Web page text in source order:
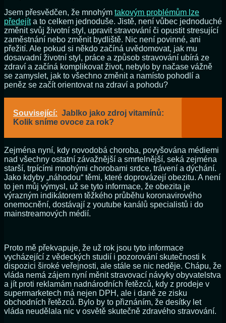
Jsem přesvědčen, že mnohým takovým problémům lze
předejíta to celkem jednoduše. Jistě, není vůbec jednoduché
změnit svůj životní styl, upravit stravování či opustit stresující
zaměstnání nebo změnit bydliště. Nic není povinné, ani
přežití. Ale pokud si někdo začíná uvědomovat, jak mu
dosavadní životní styl, práce a způsob stravování ubírá ze
zdraví a začíná komplikovat život, nebylo by načase vážně
se zamyslet, jak to všechno změnit a namísto pohodlí a
peněz se začít orientovat na zdraví a pohodu?
Související: Jablko jako zdroj vitamínů:
Kolik sníme ovoce za rok?
Zejména nyní, kdy novodobá choroba, povyšována médiemi
nad všechny ostatní závažnější a smrtelnější, seká zejména
starší, trpícími mnohými chorobami srdce, trávení a dýchání.
Jako kdyby „náhodou“ těmi, které doprovázejí obezitu. A není
to jen můj výmysl, už se tyto informace, že obezita je
výrazným indikátorem těžkého průběhu koronavirového
onemocnění, dostávají z youtube kanálů specialistů i do
mainstreamových médií.
Proto mě překvapuje, že už rok jsou tyto informace
vycházející z vědeckých studií i pozorování skutečnosti k
dispozici široké veřejnosti, ale stále se nic neděje. Chápu, že
vláda nemá zájem nyní měnit stravovací návyky obyvatelstva
a jít proti reklamám nadnárodních řetězců, kdy z prodeje v
supermarketech má nejen DPH, ale i daně ze zisku
obchodních řetězců. Bylo by to přiznáním, že desítky let
vláda neudělala nic v osvětě skutečně zdravého stravování.